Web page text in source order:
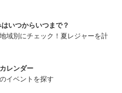
いつからいつまで？
域別にチェック！夏レジャーを計
レンダー
イベントを探す